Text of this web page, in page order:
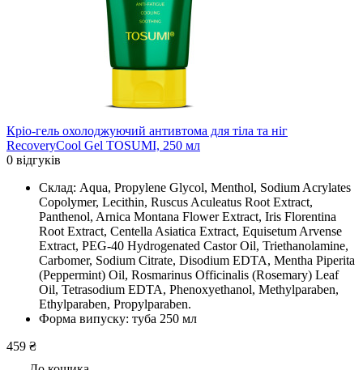
Кріо-гель охолоджуючий антивтома для тіла та ніг
RecoveryCool Gel TOSUMI, 250 мл
0 відгуків
Склад: Aqua, Propylene Glycol, Menthol, Sodium Acrylates
Copolymer, Lecithin, Ruscus Aculeatus Root Extract,
Panthenol, Arnica Montana Flower Extract, Iris Florentina
Root Extract, Centella Asiatica Extract, Equisetum Arvense
Extract, PEG-40 Hydrogenated Castor Oil, Triethanolamine,
Carbomer, Sodium Citrate, Disodium EDTA, Mentha Piperita
(Peppermint) Oil, Rosmarinus Officinalis (Rosemary) Leaf
Oil, Tetrasodium EDTA, Phenoxyethanol, Methylparaben,
Ethylparaben, Propylparaben.
Форма випуску: туба 250 мл
459 ₴